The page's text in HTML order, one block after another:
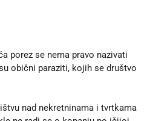
porez se nema pravo nazivati
obični paraziti, kojih se društvo
nad nekretninama i tvrtkama